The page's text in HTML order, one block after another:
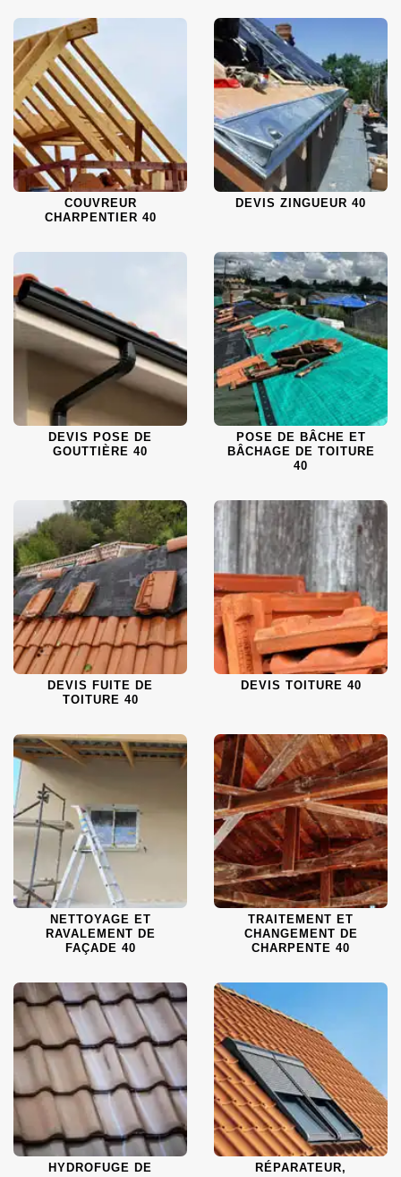
COUVREUR
CHARPENTIER 40
DEVIS ZINGUEUR 40
DEVIS POSE DE
GOUTTIÈRE 40
POSE DE BÂCHE ET
BÂCHAGE DE TOITURE
40
DEVIS FUITE DE
TOITURE 40
DEVIS TOITURE 40
NETTOYAGE ET
RAVALEMENT DE
FAÇADE 40
TRAITEMENT ET
CHANGEMENT DE
CHARPENTE 40
HYDROFUGE DE
RÉPARATEUR,